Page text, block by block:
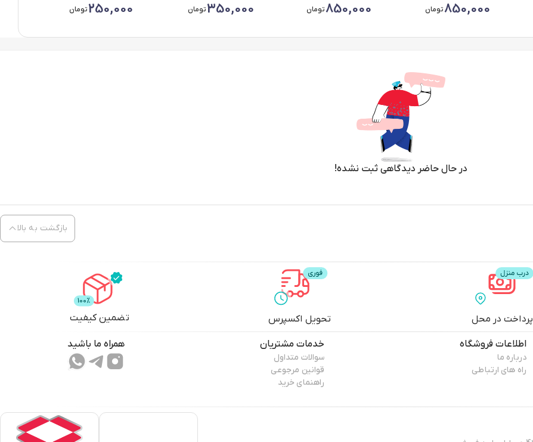
850,000تومان 850,000تومان 350,000تومان 250,000تومان
در حال حاضر دیدگاهی ثبت نشده!
بازگشت به بالا
پرداخت در محل تحویل اکسپرس تضمین کیفیت
اطلاعات فروشگاه
درباره ما
راه های ارتباطی
خدمات مشتریان
سوالات متداول
قوانین مرجوعی
راهنمای خرید
همراه ما باشید